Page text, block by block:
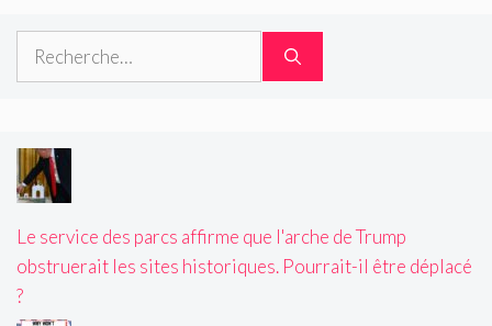
Rechercher :
Le service des parcs affirme que l'arche de Trump
obstruerait les sites historiques. Pourrait-il être déplacé
?